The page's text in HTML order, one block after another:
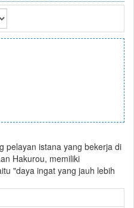
pelayan istana yang bekerja di
Hakurou, memiliki
"daya ingat yang jauh lebih